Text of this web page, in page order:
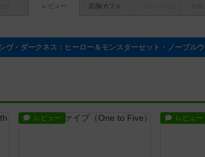
レビュー 店舗/カフェ
ヴ・ダークネス：ヒーロー＆モンスターセット・ノーブル
レビュー レビュー